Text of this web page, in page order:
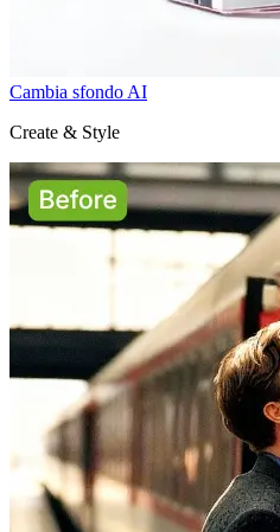
Cambia sfondo AI
Create & Style